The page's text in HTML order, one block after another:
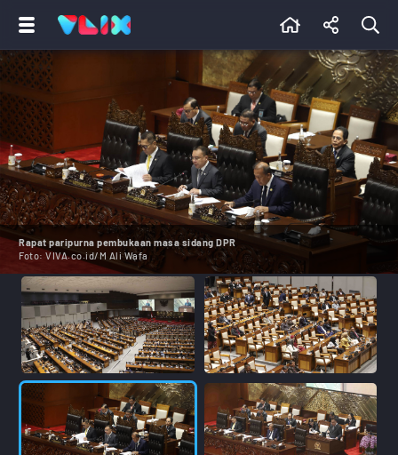
Rapat paripurna pembukaan masa sidang DPR
Foto: VIVA.co.id/M Ali Wafa